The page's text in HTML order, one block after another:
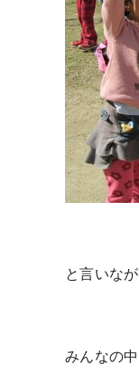
と言いな
みんなの